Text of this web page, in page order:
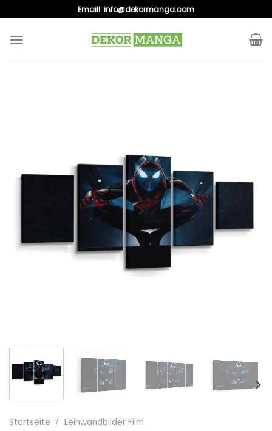
to
content
Emaill:info@dekormanga.com
Startseite / Leinwandbilder Film